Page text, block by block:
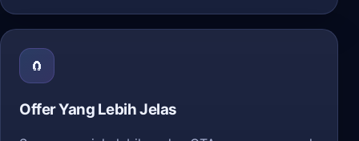
🧲
Offer Yang Lebih Jelas